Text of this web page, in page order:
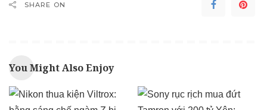
SHARE ON
You Might Also Enjoy